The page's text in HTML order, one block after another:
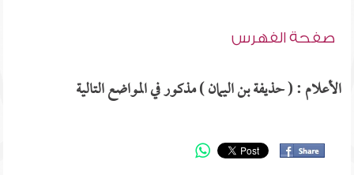
صفحة الفهرس
الأعلام : ( حذيفة بن اليمان ) مذكور في المواضع التالية